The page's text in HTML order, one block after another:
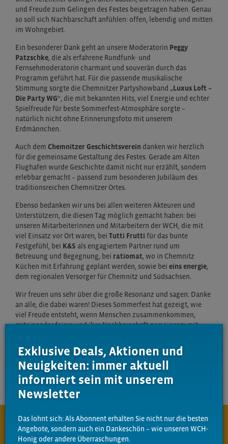
und Freude zum Gelingen des Festes beigetragen haben. Genau
so soll sich Nachbarschaft anfühlen: offen, lebendig und mitten
im Wohngebiet.
Ein besonderer Dank geht an unsere Moderatorin Peggy
Patzschke, die als erfahrene Rundfunk- und
Fernsehmoderatorin charmant und souverän durch das
Programm geführt hat. Für die passende musikalische
Stimmung sorgte die Chemnitzer Partyshowband „ Luxus Loft –
Die Party WG“, die mit bekannten Hits, viel Energie und echter
Spielfreude für beste Sommerfest-Atmosphäre sorgte –
natürlich nicht ohne Erinnerungsfoto mit unserem
Erdmännchen.
Auch dem Chemnitzer Geschichtsverein danken wir herzlich
für die gemeinsame Gestaltung des Festes. Gerade am Alten
Flughafen wurde Geschichte damit nicht nur erzählt, sondern
erlebbar gemacht – passend zum besonderen Jubiläum des
traditionsreichen Chemnitzer Ortes.
Ebenso bedanken wir uns bei allen weiteren Akteuren und
Unterstützern, die diesen Tag möglich gemacht haben: bei
unseren Mitarbeiterinnen und Mitarbeitern der WCH, die mit
viel Einsatz vor Ort waren, bei Tutti Frutti für das bunte
Festgefühl, bei K&S als engagiertem Partner rund um
Betreuung und Begegnung, bei ratiomat, wo in Chemnitz
Küchen mit Erfahrung geplant werden, sowie bei eins energie,
dem regionalen Versorger für Chemnitz und Südsachsen.
Wir freuen uns sehr über die große Resonanz und sagen: Danke
an alle, die dabei waren! Dieses Sommerfest hat gezeigt, wie
viel Freude entsteht, wenn Menschen zusammenkommen,
miteinander feiern und ihre Nachbarschaft gemeinsam mit
Zurück
Exklusive Deals, Aktionen und
Neuigkeiten: immer aktuell
informiert sein mit unserem
Newsletter
Das lohnt sich: Als Abonnent erhalten Sie nicht nur die besten
Angebote, sondern auch ein Dankeschön – wie unseren WCH-
Honig oder andere Überraschungen.